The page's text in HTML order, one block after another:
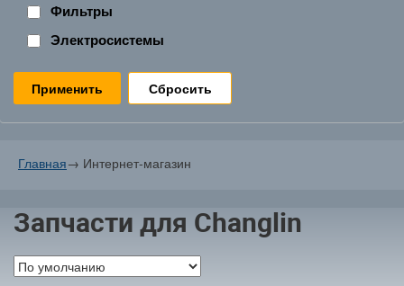
Фильтры
Электросистемы
Сбросить
Главная→ Интернет-магазин
Запчасти для Changlin